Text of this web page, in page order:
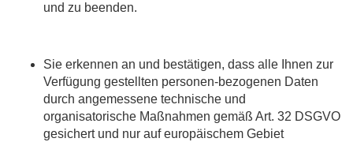
und zu beenden.
Sie erkennen an und bestätigen, dass alle Ihnen zur
Verfügung gestellten personen-bezogenen Daten
durch angemessene technische und
organisatorische Maßnahmen gemäß Art. 32 DSGVO
gesichert und nur auf europäischem Gebiet